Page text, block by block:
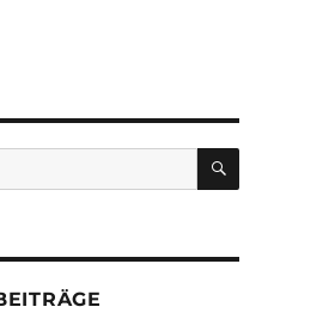
SUCHEN